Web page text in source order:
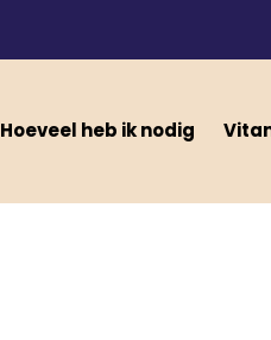
Hoeveel heb ik nodig